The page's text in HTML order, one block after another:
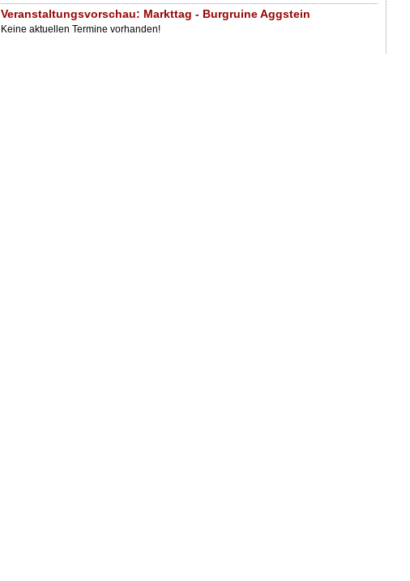
Veranstaltungsvorschau: Markttag - Burgruine Aggstein
Keine aktuellen Termine vorhanden!